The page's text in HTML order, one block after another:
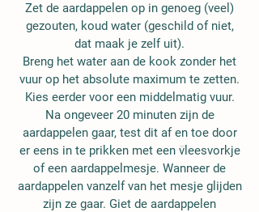
Zet de aardappelen op in genoeg (veel)
gezouten, koud water (geschild of niet,
dat maak je zelf uit).
Breng het water aan de kook zonder het
vuur op het absolute maximum te zetten.
Kies eerder voor een middelmatig vuur.
Na ongeveer 20 minuten zijn de
aardappelen gaar, test dit af en toe door
er eens in te prikken met een vleesvorkje
of een aardappelmesje. Wanneer de
aardappelen vanzelf van het mesje glijden
zijn ze gaar. Giet de aardappelen